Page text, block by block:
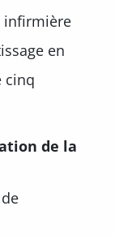
infirmière
en
cinq
de la